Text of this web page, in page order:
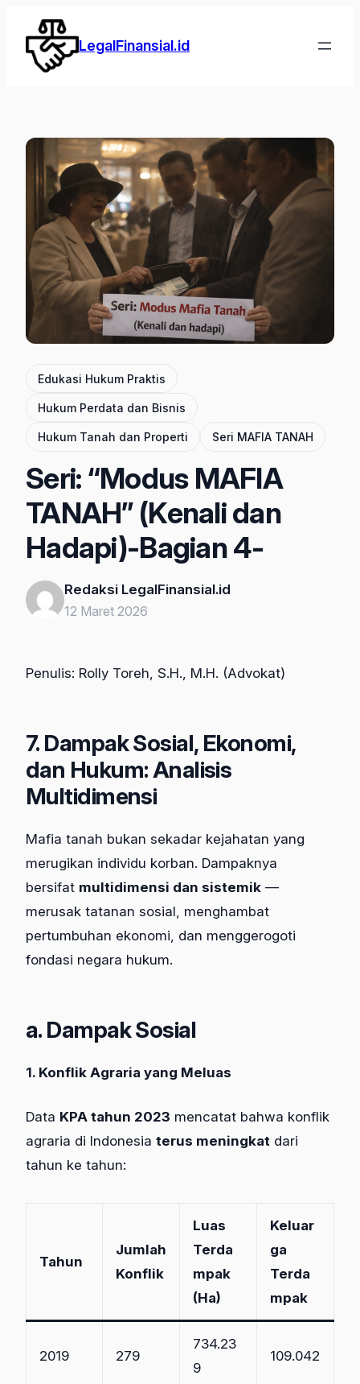
Lewati
konten
LegalFinansial.id
Edukasi Hukum Praktis
Hukum Perdata dan Bisnis
Hukum Tanah dan Properti Seri MAFIA TANAH
Seri: “Modus MAFIA
TANAH” (Kenali dan
Hadapi)-Bagian 4-
Redaksi LegalFinansial.id
12 Maret 2026
Penulis: Rolly Toreh, S.H., M.H. (Advokat)
7. Dampak Sosial, Ekonomi,
dan Hukum: Analisis
Multidimensi
Mafia tanah bukan sekadar kejahatan yang
merugikan individu korban. Dampaknya
bersifat multidimensi dan sistemik —
merusak tatanan sosial, menghambat
pertumbuhan ekonomi, dan menggerogoti
fondasi negara hukum.
a. Dampak Sosial
1. Konflik Agraria yang Meluas
Data KPA tahun 2023 mencatat bahwa konflik
agraria di Indonesia terus meningkat dari
tahun ke tahun:
Tahun
Jumlah
Konflik
Luas
Terda
mpak
(Ha)
Keluar
ga
Terda
mpak
2019 279
734.23
9
109.042